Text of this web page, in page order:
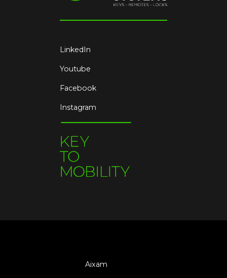
LinkedIn
Youtube
Facebook
Instagram
Aixam